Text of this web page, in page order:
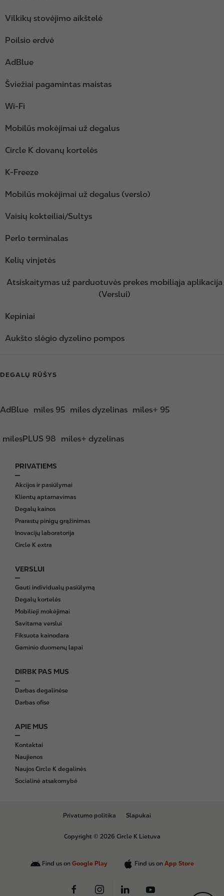
Vilkikų stovėjimo aikštelė
Poilsio erdvė
AdBlue
Šviežiai pagamintas maistas
Wi-Fi
Mobilūs mokėjimai už degalus
Circle K dovanų kortelės
K-Freeze
Mobilūs mokėjimai už degalus (verslo)
Vaisių kokteiliai/Sultys
Perlo terminalas
Kelių vinjetės
Atsiskaitymas už parduotuvės prekes mobiliąja aplikacija
(Verslui)
Kepiniai
Aukšto slėgio dyzelino pompos
DEGALŲ RŪŠYS
AdBlue miles 95 miles dyzelinas miles+ 95
milesPLUS 98 miles+ dyzelinas
F
o
o
t
e
r
PRIVATIEMS
Akcijos ir pasiūlymai
Klientų aptarnavimas
Degalų kainos
Prarastų pinigų grąžinimas
Inovacijų laboratorija
Circle K extra
VERSLUI
Gauti individualų pasiūlymą
Degalų kortelės
Mobilieji mokėjimai
Savitarna verslui
Fiksuota kainodara
Gaminio duomenų lapai
DIRBK PAS MUS
Darbas degalinėse
Darbas ofise
APIE MUS
Kontaktai
Naujienos
Naujos Circle K degalinės
Socialinė atsakomybė
B
t
Privatumo politika Slapukai
Copyright © 2026 Circle K Lietuva
Find us on Google Play Find us on App Store